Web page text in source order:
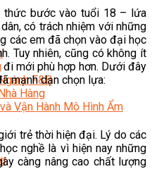
F&B
Hàng
Vận Hành Mô Hình Ẩm
thức bước vào tuổi 18 – lứa
có trách nhiệm với những
các em đã chọn vào đại học
Tuy nhiên, cũng có không ít
mới phù hợp hơn. Dưới đây
mạnh dạn chọn lựa:
trẻ thời hiện đại. Lý do các
nghề là vì hiện nay những
càng nâng cao chất lượng